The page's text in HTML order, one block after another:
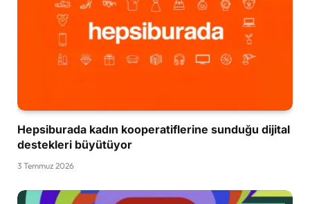
Hepsiburada kadın kooperatiflerine sunduğu dijital
destekleri büyütüyor
3 Temmuz 2026